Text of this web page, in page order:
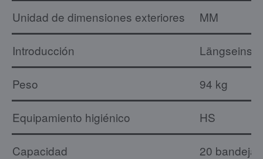
Unidad de dimensiones exteriores MM
Introducción
Peso 94 kg
Equipamiento higiénico HS
Capacidad 20